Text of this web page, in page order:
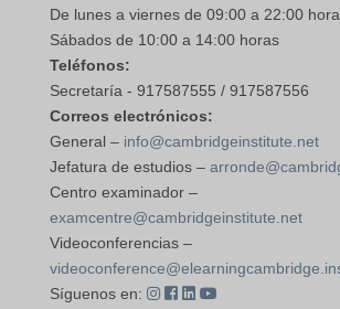
De lunes a viernes de 09:00 a 22:00
Sábados de 10:00 a 14:00 horas
Teléfonos:
Secretaría - 917587555 / 917587556
Correos electrónicos:
General – info@cambridgeinstitute.net
Jefatura de estudios –
Centro examinador –
examcentre@cambridgeinstitute.net
Videoconferencias –
Síguenos en: